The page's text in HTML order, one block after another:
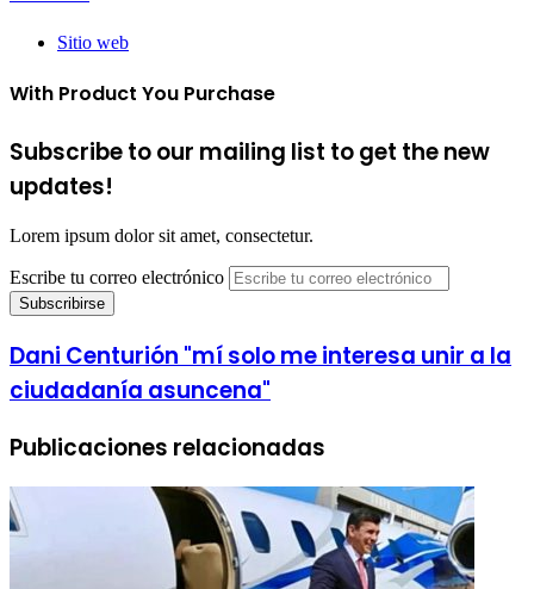
Sitio web
With Product You Purchase
Subscribe to our mailing list to get the new
updates!
Lorem ipsum dolor sit amet, consectetur.
Escribe tu correo electrónico
Dani Centurión "mí solo me interesa unir a la
ciudadanía asuncena"
Publicaciones relacionadas